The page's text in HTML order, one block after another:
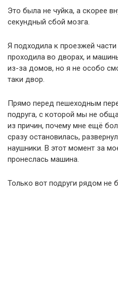
Это была не чуйка, а скорее
секундный сбой мозга.
Я подходила к проезжей
проходила во дворах, и
из-за домов, но я не особо
таки двор.
Прямо перед пешеходным
подруга, с которой мы не
из причин, почему мне ещё
сразу остановилась,
наушники. В этот момент за
пронеслась машина.
Только вот подруги рядом не